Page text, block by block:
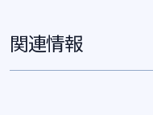
関連情報